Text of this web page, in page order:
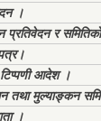
।
र
आदेश ।
तथा मुल्याङ्कन
।